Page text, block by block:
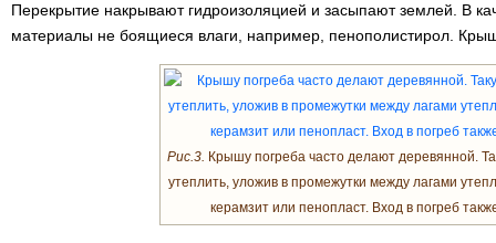
Перекрытие накрывают гидроизоляцией и засыпают землей. В
материалы не боящиеся влаги, например, пенополистирол.
Рис.3. Крышу погреба часто делают деревянной.
утеплить, уложив в промежутки между лагами
керамзит или пенопласт. Вход в погреб